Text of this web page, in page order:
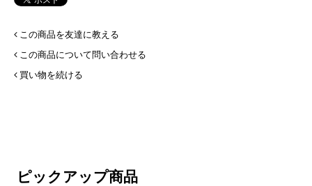
この商品を友達に教える
この商品について問い合わせる
買い物を続ける
ピックアップ商品